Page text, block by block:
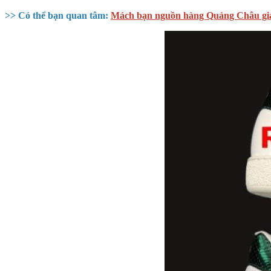
>> Có thể bạn quan tâm: Mách bạn nguồn hàng Quảng Châu